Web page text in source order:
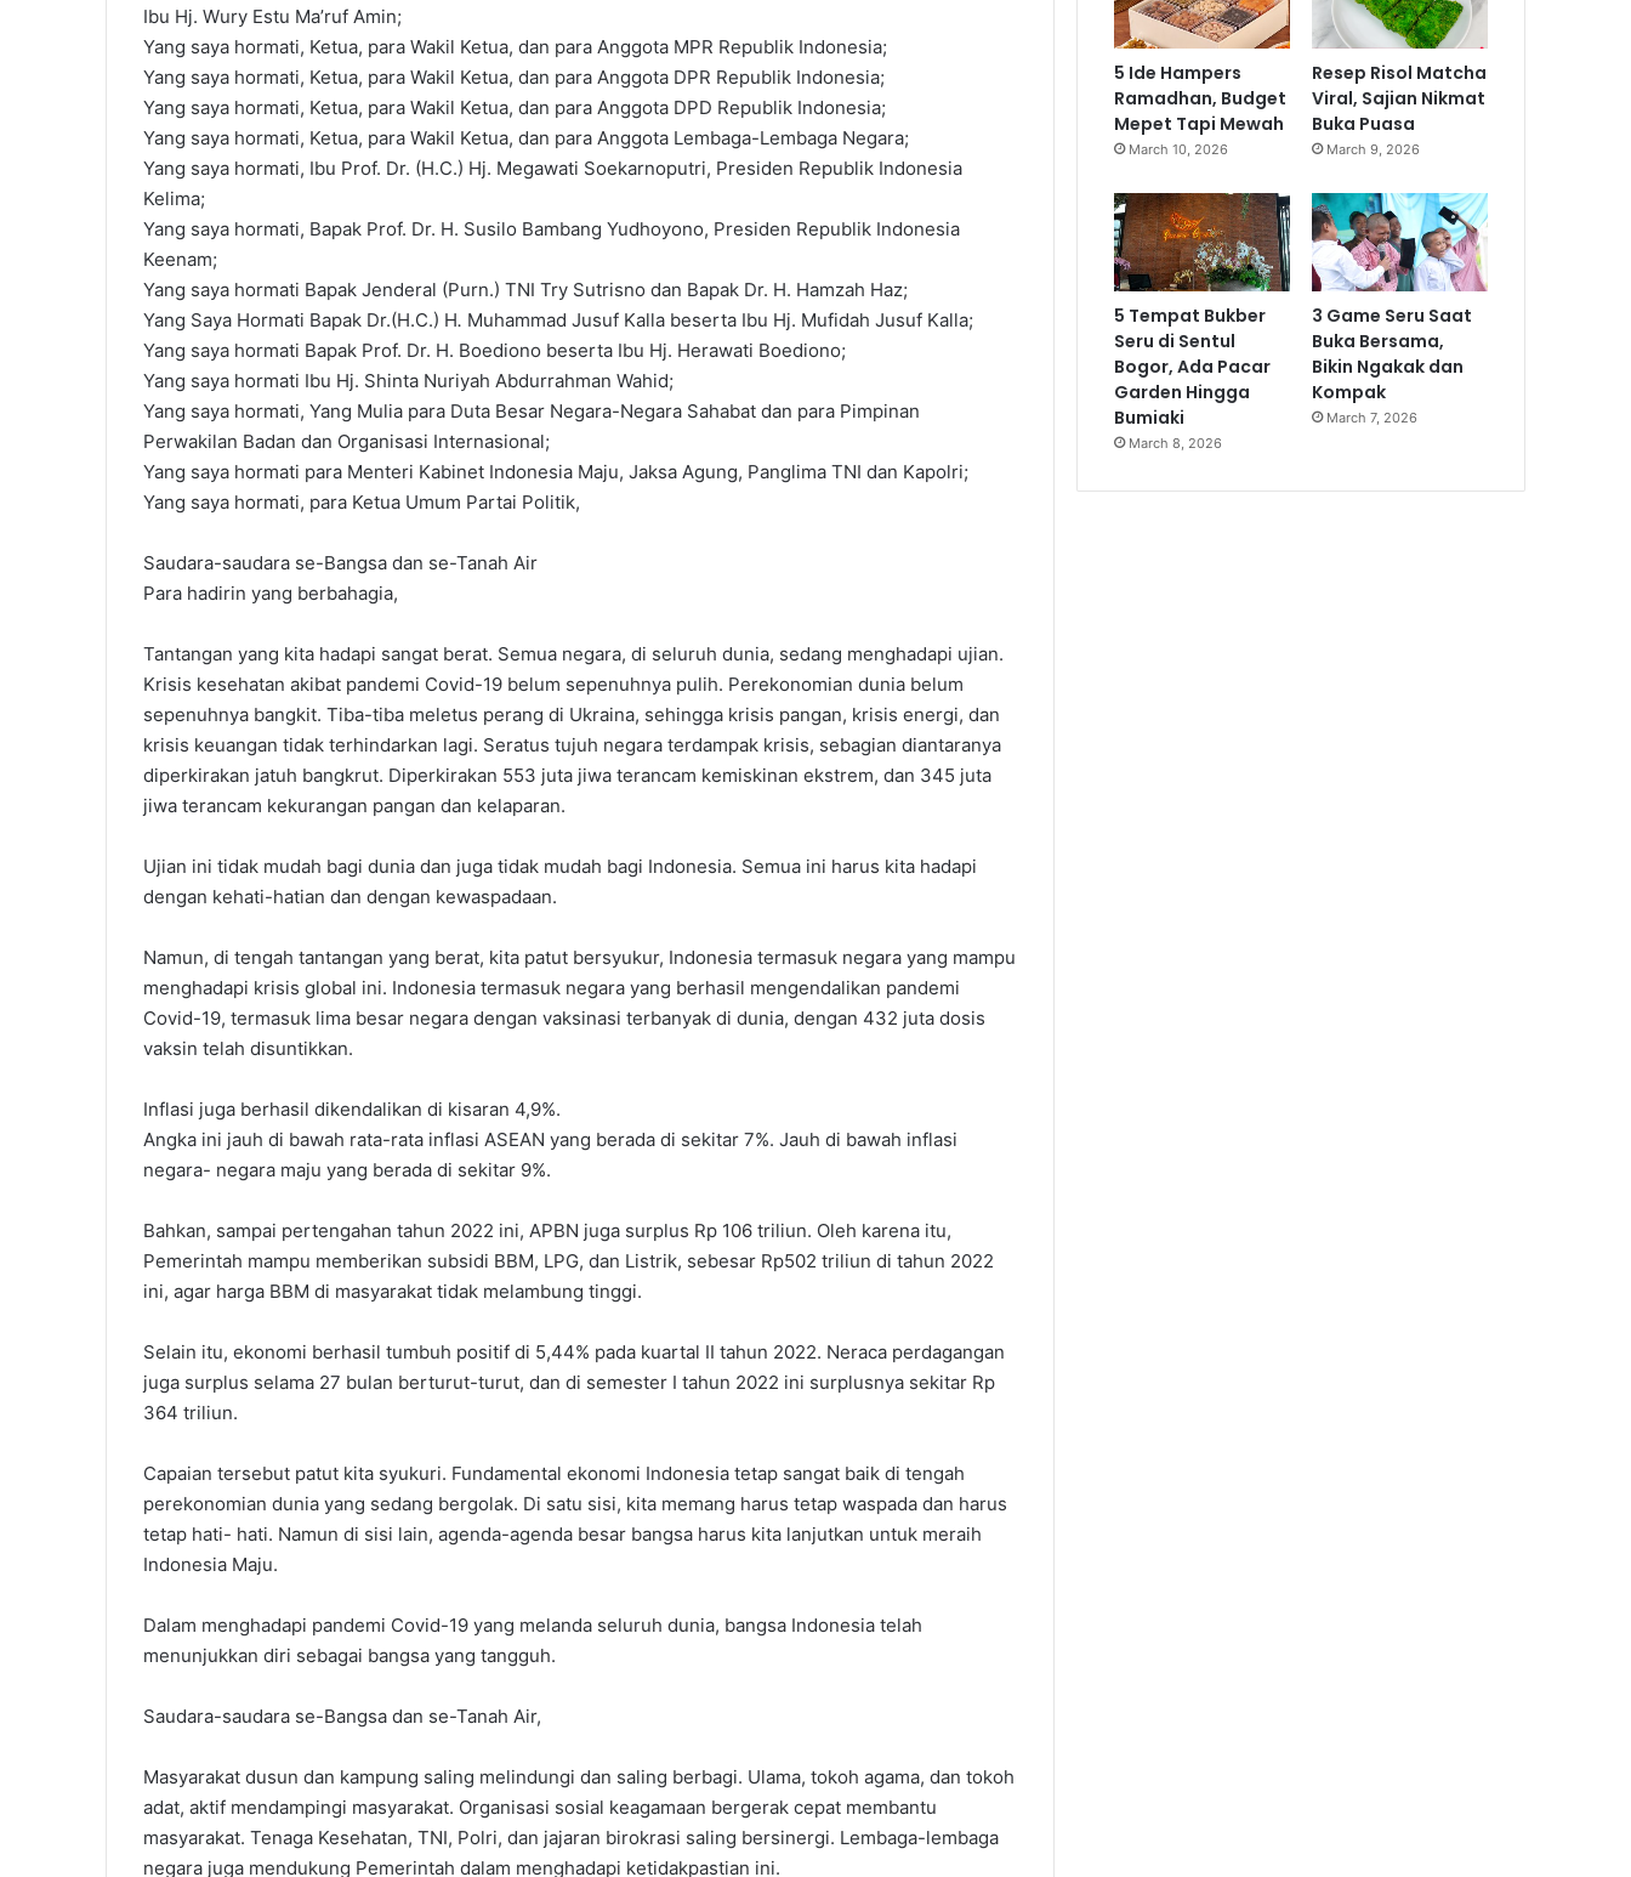
Ibu Hj. Wury Estu Ma’ruf Amin;
Yang saya hormati, Ketua, para Wakil Ketua, dan para Anggota MPR Republik Indonesia;
Yang saya hormati, Ketua, para Wakil Ketua, dan para Anggota DPR Republik Indonesia;
Yang saya hormati, Ketua, para Wakil Ketua, dan para Anggota DPD Republik Indonesia;
Yang saya hormati, Ketua, para Wakil Ketua, dan para Anggota Lembaga-Lembaga Negara;
Yang saya hormati, Ibu Prof. Dr. (H.C.) Hj. Megawati Soekarnoputri, Presiden Republik Indonesia
Kelima;
Yang saya hormati, Bapak Prof. Dr. H. Susilo Bambang Yudhoyono, Presiden Republik Indonesia
Keenam;
Yang saya hormati Bapak Jenderal (Purn.) TNI Try Sutrisno dan Bapak Dr. H. Hamzah Haz;
Yang Saya Hormati Bapak Dr.(H.C.) H. Muhammad Jusuf Kalla beserta Ibu Hj. Mufidah Jusuf Kalla;
Yang saya hormati Bapak Prof. Dr. H. Boediono beserta Ibu Hj. Herawati Boediono;
Yang saya hormati Ibu Hj. Shinta Nuriyah Abdurrahman Wahid;
Yang saya hormati, Yang Mulia para Duta Besar Negara-Negara Sahabat dan para Pimpinan
Perwakilan Badan dan Organisasi Internasional;
Yang saya hormati para Menteri Kabinet Indonesia Maju, Jaksa Agung, Panglima TNI dan Kapolri;
Yang saya hormati, para Ketua Umum Partai Politik,
Saudara-saudara se-Bangsa dan se-Tanah Air
Para hadirin yang berbahagia,
Tantangan yang kita hadapi sangat berat. Semua negara, di seluruh dunia, sedang menghadapi ujian.
Krisis kesehatan akibat pandemi Covid-19 belum sepenuhnya pulih. Perekonomian dunia belum
sepenuhnya bangkit. Tiba-tiba meletus perang di Ukraina, sehingga krisis pangan, krisis energi, dan
krisis keuangan tidak terhindarkan lagi. Seratus tujuh negara terdampak krisis, sebagian diantaranya
diperkirakan jatuh bangkrut. Diperkirakan 553 juta jiwa terancam kemiskinan ekstrem, dan 345 juta
jiwa terancam kekurangan pangan dan kelaparan.
Ujian ini tidak mudah bagi dunia dan juga tidak mudah bagi Indonesia. Semua ini harus kita hadapi
dengan kehati-hatian dan dengan kewaspadaan.
Namun, di tengah tantangan yang berat, kita patut bersyukur, Indonesia termasuk negara yang mampu
menghadapi krisis global ini. Indonesia termasuk negara yang berhasil mengendalikan pandemi
Covid-19, termasuk lima besar negara dengan vaksinasi terbanyak di dunia, dengan 432 juta dosis
vaksin telah disuntikkan.
Inflasi juga berhasil dikendalikan di kisaran 4,9%.
Angka ini jauh di bawah rata-rata inflasi ASEAN yang berada di sekitar 7%. Jauh di bawah inflasi
negara- negara maju yang berada di sekitar 9%.
Bahkan, sampai pertengahan tahun 2022 ini, APBN juga surplus Rp 106 triliun. Oleh karena itu,
Pemerintah mampu memberikan subsidi BBM, LPG, dan Listrik, sebesar Rp502 triliun di tahun 2022
ini, agar harga BBM di masyarakat tidak melambung tinggi.
Selain itu, ekonomi berhasil tumbuh positif di 5,44% pada kuartal II tahun 2022. Neraca perdagangan
juga surplus selama 27 bulan berturut-turut, dan di semester I tahun 2022 ini surplusnya sekitar Rp
364 triliun.
Capaian tersebut patut kita syukuri. Fundamental ekonomi Indonesia tetap sangat baik di tengah
perekonomian dunia yang sedang bergolak. Di satu sisi, kita memang harus tetap waspada dan harus
tetap hati- hati. Namun di sisi lain, agenda-agenda besar bangsa harus kita lanjutkan untuk meraih
Indonesia Maju.
Dalam menghadapi pandemi Covid-19 yang melanda seluruh dunia, bangsa Indonesia telah
menunjukkan diri sebagai bangsa yang tangguh.
Saudara-saudara se-Bangsa dan se-Tanah Air,
Masyarakat dusun dan kampung saling melindungi dan saling berbagi. Ulama, tokoh agama, dan tokoh
adat, aktif mendampingi masyarakat. Organisasi sosial keagamaan bergerak cepat membantu
masyarakat. Tenaga Kesehatan, TNI, Polri, dan jajaran birokrasi saling bersinergi. Lembaga-lembaga
negara juga mendukung Pemerintah dalam menghadapi ketidakpastian ini.
5 Ide Hampers
Ramadhan, Budget
Mepet Tapi Mewah
March 10, 2026
Resep Risol Matcha
Viral, Sajian Nikmat
Buka Puasa
March 9, 2026
5 Tempat Bukber
Seru di Sentul
Bogor, Ada Pacar
Garden Hingga
Bumiaki
March 8, 2026
3 Game Seru Saat
Buka Bersama,
Bikin Ngakak dan
Kompak
March 7, 2026